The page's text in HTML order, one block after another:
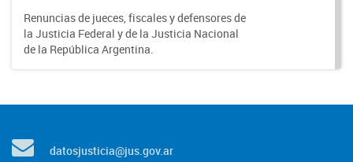
Renuncias de jueces, fiscales y defensores de
la Justicia Federal y de la Justicia Nacional
de la República Argentina.
datosjusticia@jus.gov.ar